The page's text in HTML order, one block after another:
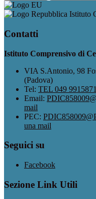
Istituto
Contatti
Istituto Comprensivo di
VIA S.Antonio, 98
(Padova)
Tel: TEL 049 9915871
Email:
mail
PEC:
una mail
Seguici su
Facebook
Sezione Link Utili